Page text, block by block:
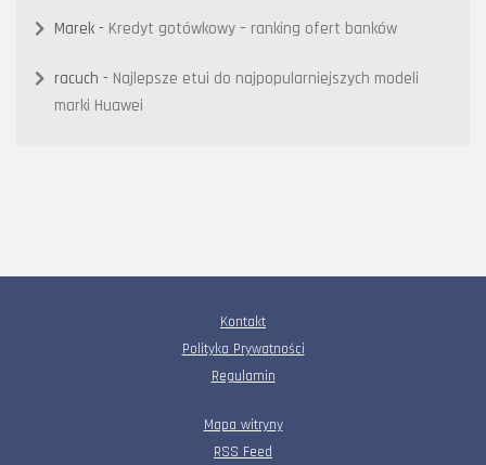
Marek - Kredyt gotówkowy – ranking ofert banków
racuch - Najlepsze etui do najpopularniejszych modeli
marki Huawei
Kontakt
Polityka Prywatności
Regulamin
Mapa witryny
RSS Feed